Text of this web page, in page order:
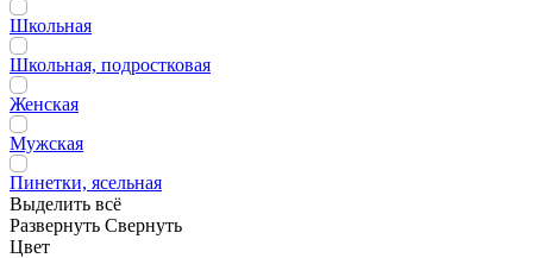
Школьная
Школьная, подростковая
Женская
Мужская
Пинетки, ясельная
Выделить всё
Развернуть Свернуть
Цвет